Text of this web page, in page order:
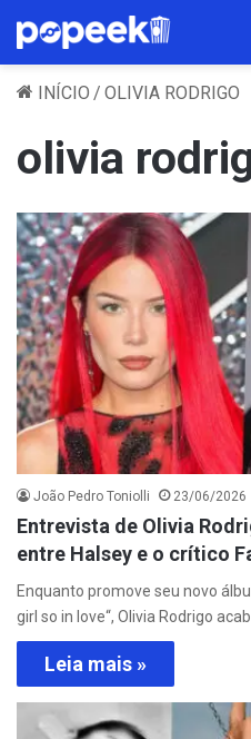
INÍCIO / OLIVIA RODRIGO
olivia
João Pedro Toniolli 23/06/2026
Entrevista de Olivia
entre Halsey e o crítico
Enquanto promove seu novo
girl so in love“, Olivia Rodrigo
Leia mais »